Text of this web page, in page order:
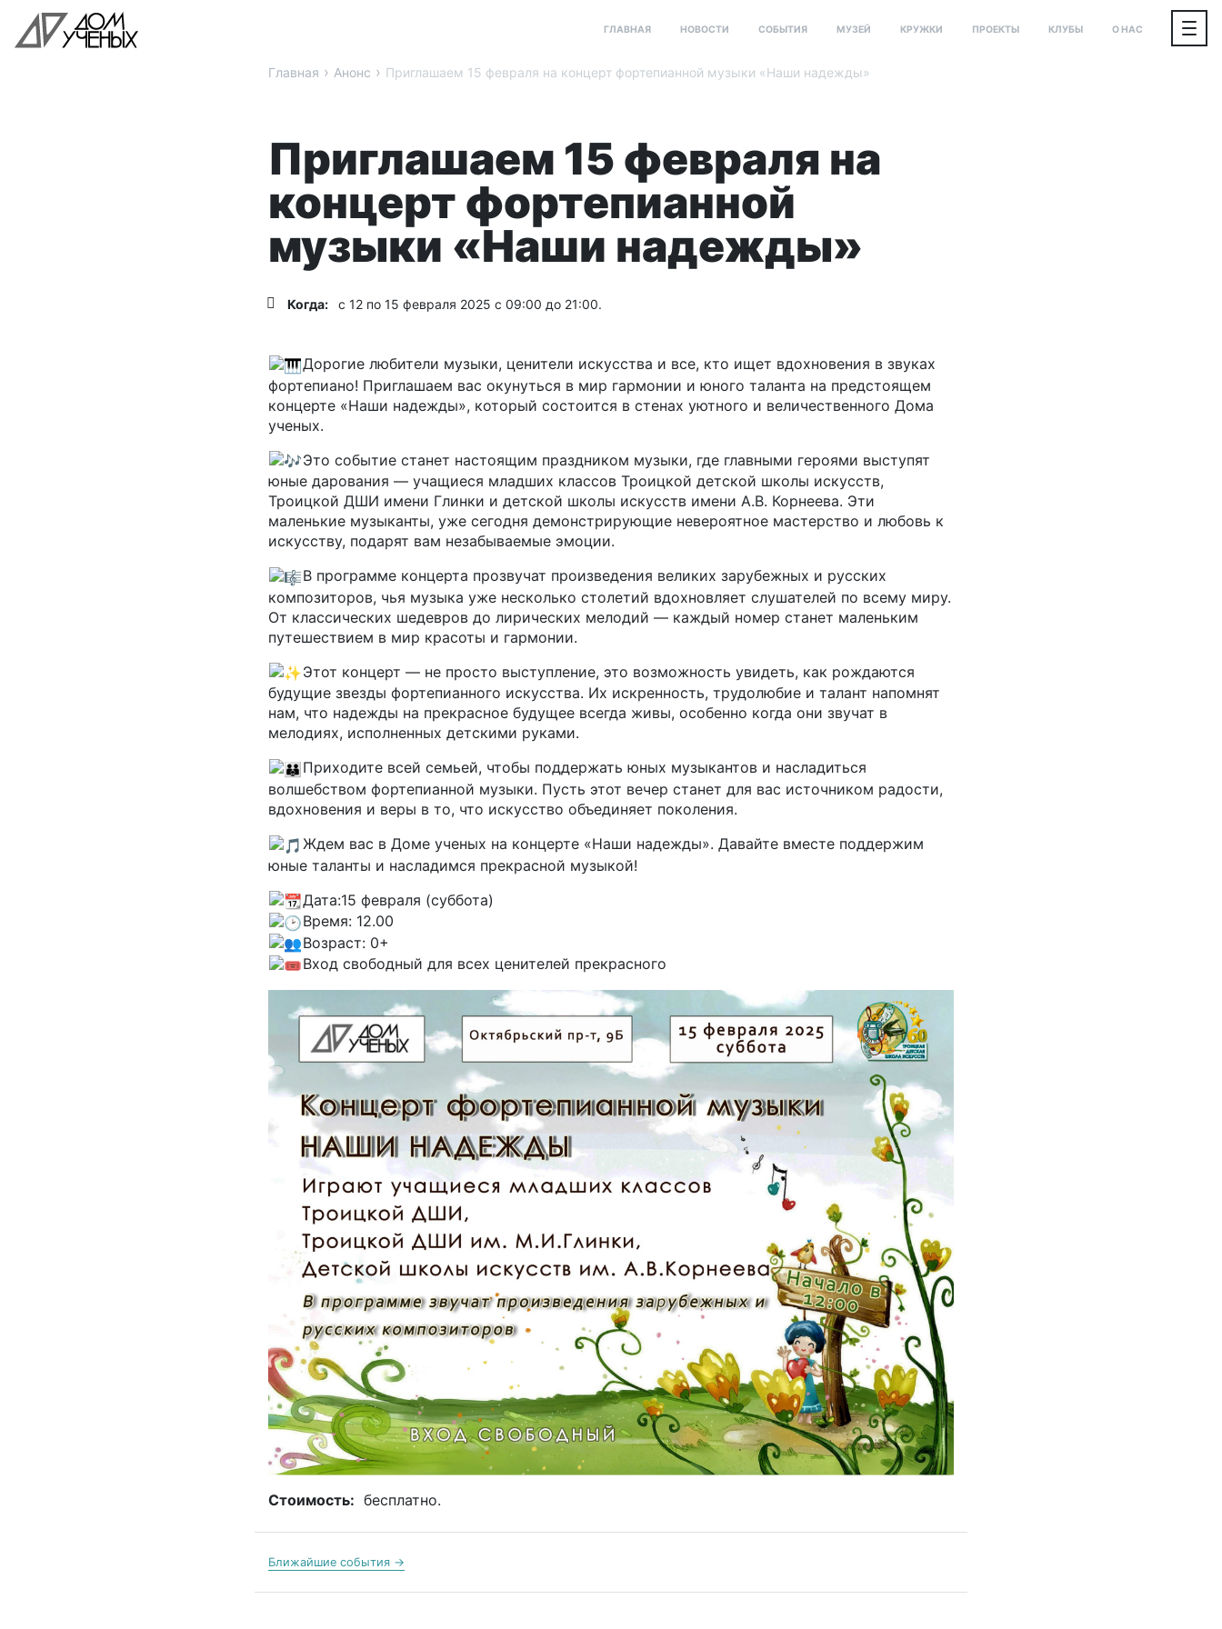
ГЛАВНАЯ НОВОСТИ СОБЫТИЯ МУЗЕЙ КРУЖКИ ПРОЕКТЫ КЛУБЫ О НАС
Главная › Анонс › Приглашаем 15 февраля на концерт фортепианной музыки «Наши надежды»
Приглашаем 15 февраля на
концерт фортепианной
музыки «Наши надежды»
Когда: с 12 по 15 февраля 2025 с 09:00 до 21:00.
Дорогие любители музыки, ценители искусства и все, кто ищет вдохновения в звуках
фортепиано! Приглашаем вас окунуться в мир гармонии и юного таланта на предстоящем
концерте «Наши надежды», который состоится в стенах уютного и величественного Дома
ученых.
Это событие станет настоящим праздником музыки, где главными героями выступят
юные дарования — учащиеся младших классов Троицкой детской школы искусств,
Троицкой ДШИ имени Глинки и детской школы искусств имени А.В. Корнеева. Эти
маленькие музыканты, уже сегодня демонстрирующие невероятное мастерство и любовь к
искусству, подарят вам незабываемые эмоции.
В программе концерта прозвучат произведения великих зарубежных и русских
композиторов, чья музыка уже несколько столетий вдохновляет слушателей по всему миру.
От классических шедевров до лирических мелодий — каждый номер станет маленьким
путешествием в мир красоты и гармонии.
Этот концерт — не просто выступление, это возможность увидеть, как рождаются
будущие звезды фортепианного искусства. Их искренность, трудолюбие и талант напомнят
нам, что надежды на прекрасное будущее всегда живы, особенно когда они звучат в
мелодиях, исполненных детскими руками.
Приходите всей семьей, чтобы поддержать юных музыкантов и насладиться
волшебством фортепианной музыки. Пусть этот вечер станет для вас источником радости,
вдохновения и веры в то, что искусство объединяет поколения.
Ждем вас в Доме ученых на концерте «Наши надежды». Давайте вместе поддержим
юные таланты и насладимся прекрасной музыкой!
Дата:15 февраля (суббота)
Время: 12.00
Возраст: 0+
Вход свободный для всех ценителей прекрасного
Стоимость: бесплатно.
Ближайшие события →